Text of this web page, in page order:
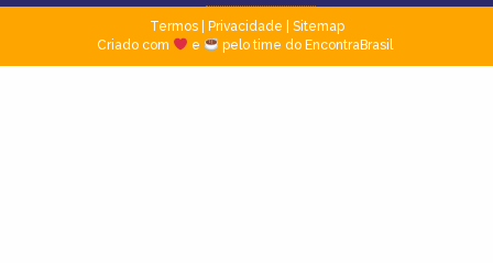
Termos| Privacidade
Sitemap
Criado com
e pelo time do EncontraBrasil